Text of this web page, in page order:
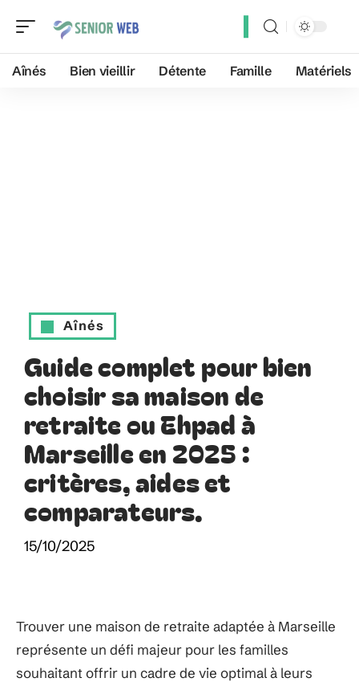
Aînés Bien vieillir Détente Famille Matériels
Aînés
Guide complet pour bien
choisir sa maison de
retraite ou Ehpad à
Marseille en 2025 :
critères, aides et
comparateurs.
15/10/2025
Trouver une maison de retraite adaptée à Marseille
représente un défi majeur pour les familles
souhaitant offrir un cadre de vie optimal à leurs